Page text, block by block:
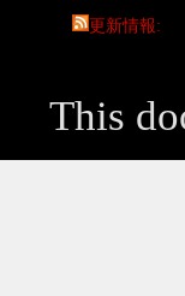
更新情報
This